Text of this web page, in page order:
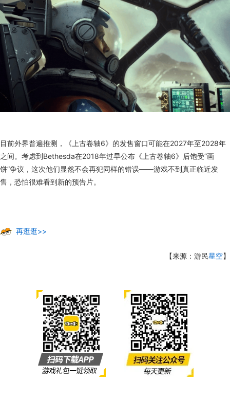
目前外界普遍推测，《上古卷轴6》的发售窗口可能在2027年至2028年
之间。考虑到Bethesda在2018年过早公布《上古卷轴6》后饱受“画
饼”争议，这次他们显然不会再犯同样的错误——游戏不到真正临近发
售，恐怕很难看到新的预告片。
再逛逛>>
【来源：游民星空】